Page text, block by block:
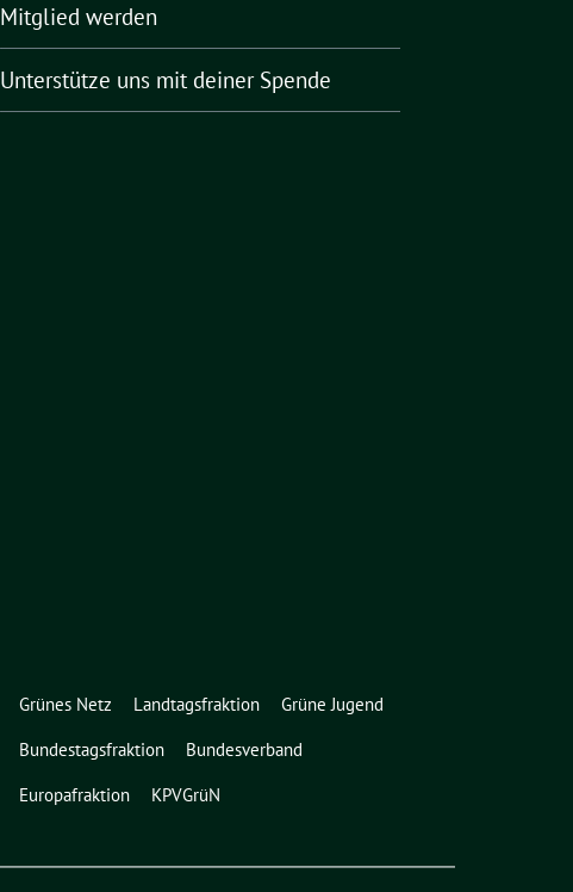
Mitglied werden
Unterstütze uns mit deiner Spende
Grünes Netz Landtagsfraktion
Grüne Jugend
Bundestagsfraktion
Bundesverband
Europafraktion
KPVGrüN